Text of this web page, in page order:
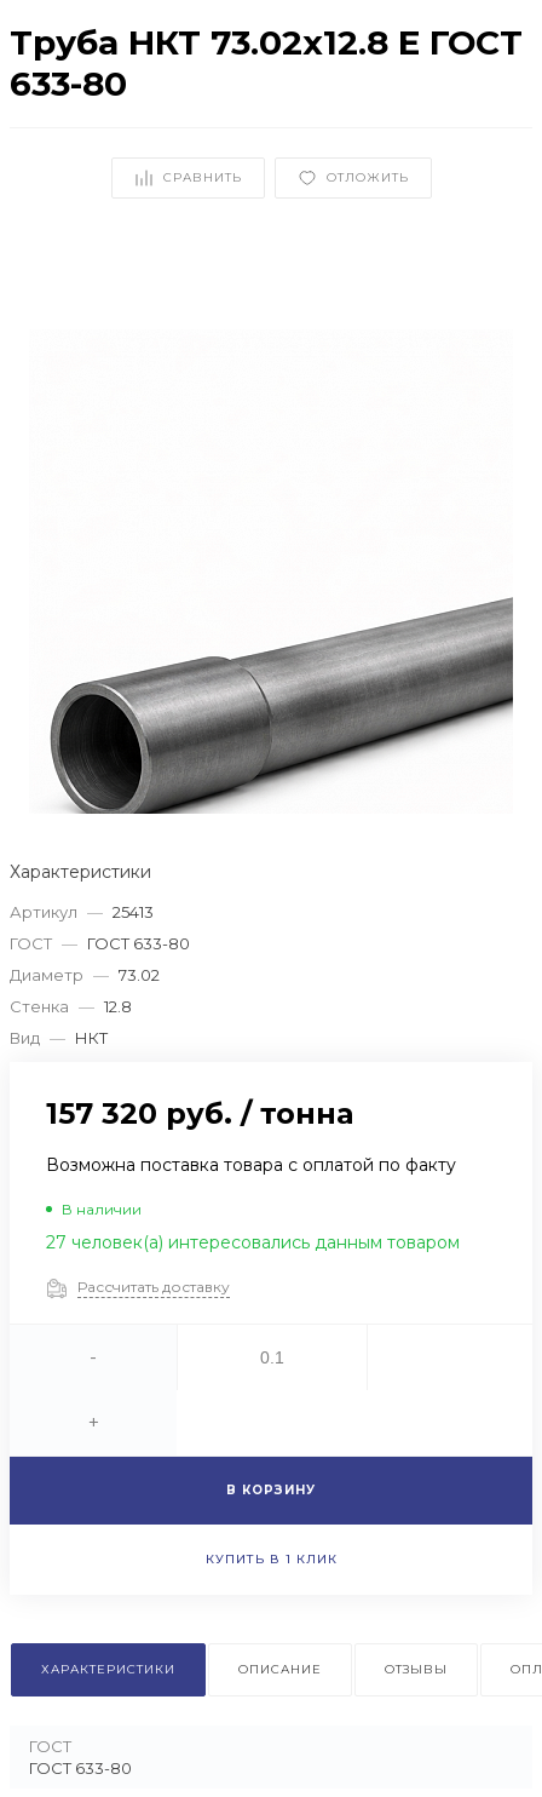
Труба НКТ 73.02х12.8 Е ГОСТ
633-80
СРАВНИТЬ ОТЛОЖИТЬ
Характеристики
Артикул — 25413
ГОСТ — ГОСТ 633-80
Диаметр — 73.02
Стенка — 12.8
Вид — НКТ
157 320 руб. / тонна
Возможна поставка товара с оплатой по факту
В наличии
27 человек(а) интересовались данным товаром
Рассчитать доставку
-
+
В КОРЗИНУ
КУПИТЬ В 1 КЛИК
ХАРАКТЕРИСТИКИ ОПИСАНИЕ ОТЗЫВЫ
ГОСТ
ГОСТ 633-80